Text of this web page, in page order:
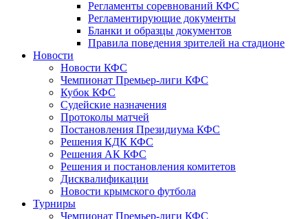
Регламенты соревнований КФС
Регламентирующие документы
Бланки и образцы документов
Правила поведения зрителей на стадионе
Новости
Новости КФС
Чемпионат Премьер-лиги КФС
Кубок КФС
Судейские назначения
Протоколы матчей
Постановления Президиума КФС
Решения КДК КФС
Решения АК КФС
Решения и постановления комитетов
Дисквалификации
Новости крымского футбола
Турниры
Чемпионат Премьер-лиги КФС